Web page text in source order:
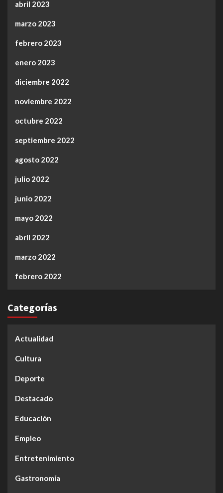
abril 2023
marzo 2023
febrero 2023
enero 2023
diciembre 2022
noviembre 2022
octubre 2022
septiembre 2022
agosto 2022
julio 2022
junio 2022
mayo 2022
abril 2022
marzo 2022
febrero 2022
Categorías
Actualidad
Cultura
Deporte
Destacado
Educación
Empleo
Entretenimiento
Gastronomía